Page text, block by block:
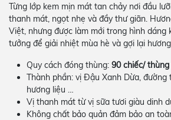
Từng lớp kem mịn mát tan chảy nơi đầu
thanh mát, ngọt nhẹ và đầy thư giãn.
Việt, nhưng được làm mới trong hình dáng
tưởng để giải nhiệt mùa hè và gợi lại
Quy cách đóng thùng: 90 chiếc/ thùng
Thành phần: vị Đậu Xanh Dừa, đường
hương liệu …
Vị thanh mát từ vị sữa tươi giàu dinh
Không chất bảo quản đảm bảo an